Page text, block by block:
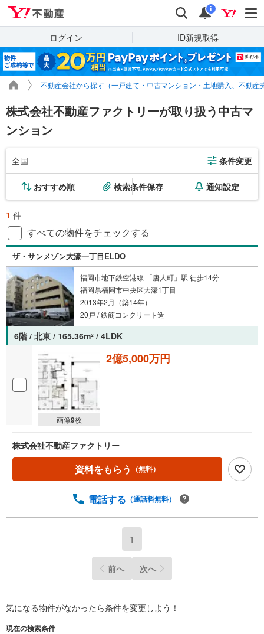
検索 通知
i
ログイン ID新規取得
不動産会社から探す（一戸建て・中古マンション・土地購入、不動産
株式会社不動産ファクトリーが取り扱う中古マ
ンション
全国 条件変更
おすすめ順 検索条件保存 通知設定
1 件
すべての物件をチェックする
ザ・サンメゾン大濠一丁目ELDO
福岡市地下鉄空港線 「唐人町」駅 徒歩14分
福岡県福岡市中央区大濠1丁目
2013年2月（築14年）
20戸 / 鉄筋コンクリート造
6階 / 北東 / 165.36m2 / 4LDK
画像9枚
2億5,000万円
株式会社不動産ファクトリー
資料をもらう （無料）
電話する （通話料無料）
1
前へ 次へ
気になる物件がなかったら条件を変更しよう！
現在の検索条件